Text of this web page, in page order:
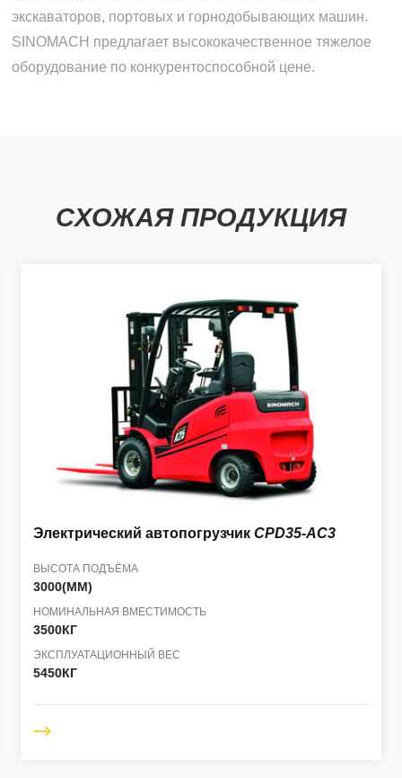
экскаваторов, портовых и горнодобывающих машин.
SINOMACH предлагает высококачественное тяжелое
оборудование по конкурентоспособной цене.
СХОЖАЯ ПРОДУКЦИЯ
Электрический автопогрузчикCPD35-AC3
ВЫСОТА ПОДЪЁМА
3000(ММ)
НОМИНАЛЬНАЯ ВМЕСТИМОСТЬ
3500КГ
ЭКСПЛУАТАЦИОННЫЙ ВЕС
5450КГ